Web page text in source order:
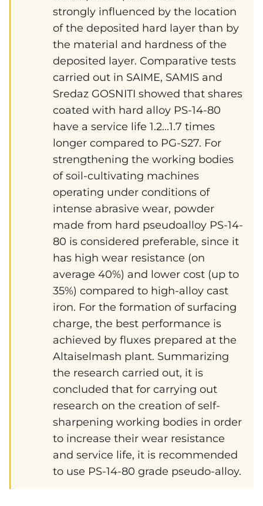
strongly influenced by the location
of the deposited hard layer than by
the material and hardness of the
deposited layer. Comparative tests
carried out in SAIME, SAMIS and
Sredaz GOSNITI showed that shares
coated with hard alloy PS-14-80
have a service life 1.2...1.7 times
longer compared to PG-S27. For
strengthening the working bodies
of soil-cultivating machines
operating under conditions of
intense abrasive wear, powder
made from hard pseudoalloy PS-14-
80 is considered preferable, since it
has high wear resistance (on
average 40%) and lower cost (up to
35%) compared to high-alloy cast
iron. For the formation of surfacing
charge, the best performance is
achieved by fluxes prepared at the
Altaiselmash plant. Summarizing
the research carried out, it is
concluded that for carrying out
research on the creation of self-
sharpening working bodies in order
to increase their wear resistance
and service life, it is recommended
to use PS-14-80 grade pseudo-alloy.